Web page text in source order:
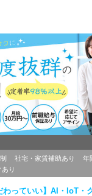
社宅・家賃補助あり
年
り
わっていい】AI・IoT・